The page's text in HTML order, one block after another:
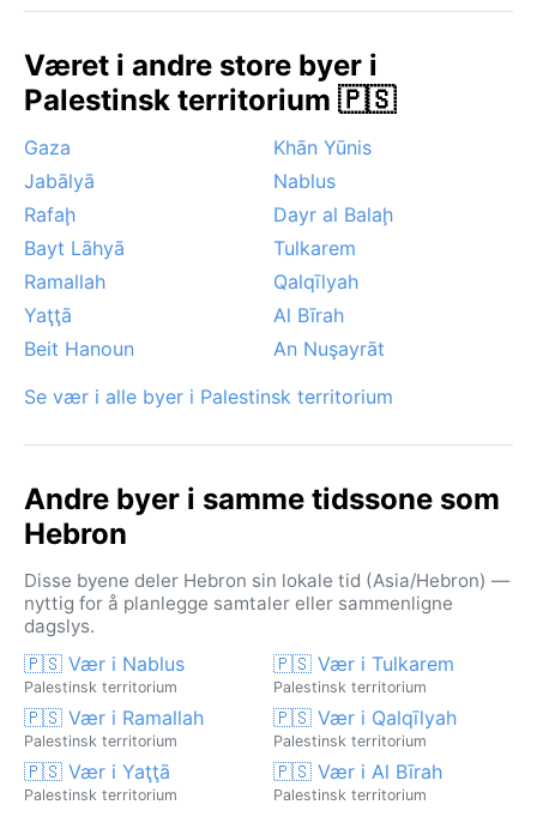
Været i andre store byer i
Palestinsk territorium 🇵🇸
Gaza
Khān Yūnis
Jabālyā
Nablus
Rafaḩ
Dayr al Balaḩ
Bayt Lāhyā
Tulkarem
Ramallah
Qalqīlyah
Yaţţā
Al Bīrah
Beit Hanoun
An Nuşayrāt
Se vær i alle byer i Palestinsk territorium
Andre byer i samme tidssone som
Hebron
Disse byene deler Hebron sin lokale tid (Asia/Hebron) —
nyttig for å planlegge samtaler eller sammenligne
dagslys.
🇵🇸 Vær i Nablus
Palestinsk territorium
🇵🇸 Vær i Tulkarem
Palestinsk territorium
🇵🇸 Vær i Ramallah
Palestinsk territorium
🇵🇸 Vær i Qalqīlyah
Palestinsk territorium
🇵🇸 Vær i Yaţţā
Palestinsk territorium
🇵🇸 Vær i Al Bīrah
Palestinsk territorium